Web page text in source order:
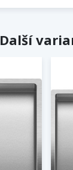
Další